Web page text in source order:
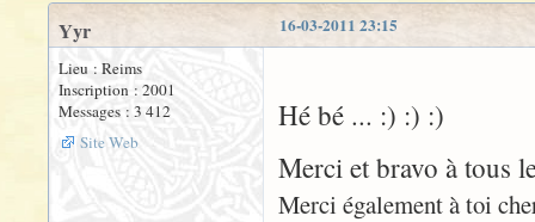
16-03-2011 23:15
Yyr
Lieu : Reims
Inscription : 2001
Messages : 3 412
Site Web
Hé bé ... :) :) :)
Merci et bravo à tous
Merci également à toi